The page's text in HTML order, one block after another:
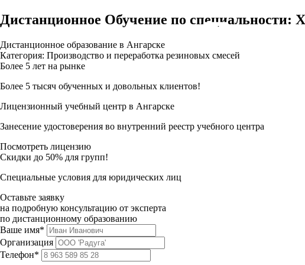
Дистанционное Обучение по специальности:
Дистанционное образование в Ангарске
Категория: Производство и переработка резиновых смесей
Более 5 лет на рынке
Более 5 тысяч обученных и довольных клиентов!
Лицензионный учебный центр в Ангарске
Занесение удостоверения во внутренний реестр учебного центра
Посмотреть лицензию
Скидки до 50% для групп!
Специальные условия для юридических лиц
Оставьте заявку
на подробную консультацию от эксперта
по дистанционному образованию
Ваше имя*
Организация
Телефон*